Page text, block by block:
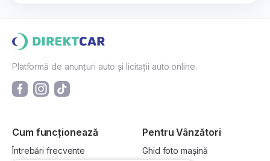
Platformă de anunțuri auto și licitații auto online.
Cum funcționează
Întrebări frecvente
Pentru Vânzători
Ghid foto mașină